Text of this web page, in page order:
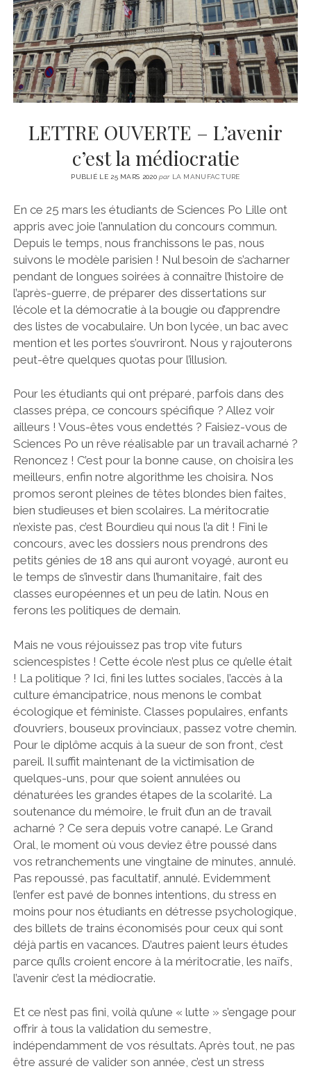
CINÉMA
LITTÉRATURE
ÉCONOMIE
SPORT
MÉDIAS
SANTÉ
instagram
email
email-
form
LETTRE OUVERTE – L’avenir
c’est la médiocratie
PUBLIÉ LE 25 MARS 2020parLA MANUFACTURE
En ce 25 mars les étudiants de Sciences Po Lille ont
appris avec joie l’annulation du concours commun.
Depuis le temps, nous franchissons le pas, nous
suivons le modèle parisien ! Nul besoin de s’acharner
pendant de longues soirées à connaître l’histoire de
l’après-guerre, de préparer des dissertations sur
l’école et la démocratie à la bougie ou d’apprendre
des listes de vocabulaire. Un bon lycée, un bac avec
mention et les portes s’ouvriront. Nous y rajouterons
peut-être quelques quotas pour l’illusion.
Pour les étudiants qui ont préparé, parfois dans des
classes prépa, ce concours spécifique ? Allez voir
ailleurs ! Vous-êtes vous endettés ? Faisiez-vous de
Sciences Po un rêve réalisable par un travail acharné ?
Renoncez ! C’est pour la bonne cause, on choisira les
meilleurs, enfin notre algorithme les choisira. Nos
promos seront pleines de têtes blondes bien faites,
bien studieuses et bien scolaires. La méritocratie
n’existe pas, c’est Bourdieu qui nous l’a dit ! Fini le
concours, avec les dossiers nous prendrons des
petits génies de 18 ans qui auront voyagé, auront eu
le temps de s’investir dans l’humanitaire, fait des
classes européennes et un peu de latin. Nous en
ferons les politiques de demain.
Mais ne vous réjouissez pas trop vite futurs
sciencespistes ! Cette école n’est plus ce qu’elle était
! La politique ? Ici, fini les luttes sociales, l’accès à la
culture émancipatrice, nous menons le combat
écologique et féministe. Classes populaires, enfants
d’ouvriers, bouseux provinciaux, passez votre chemin.
Pour le diplôme acquis à la sueur de son front, c’est
pareil. Il suffit maintenant de la victimisation de
quelques-uns, pour que soient annulées ou
dénaturées les grandes étapes de la scolarité. La
soutenance du mémoire, le fruit d’un an de travail
acharné ? Ce sera depuis votre canapé. Le Grand
Oral, le moment où vous deviez être poussé dans
vos retranchements une vingtaine de minutes, annulé.
Pas repoussé, pas facultatif, annulé. Evidemment
l’enfer est pavé de bonnes intentions, du stress en
moins pour nos étudiants en détresse psychologique,
des billets de trains économisés pour ceux qui sont
déjà partis en vacances. D’autres paient leurs études
parce qu’ils croient encore à la méritocratie, les naïfs,
l’avenir c’est la médiocratie.
Et ce n’est pas fini, voilà qu’une « lutte » s’engage pour
offrir à tous la validation du semestre,
indépendamment de vos résultats. Après tout, ne pas
être assuré de valider son année, c’est un stress